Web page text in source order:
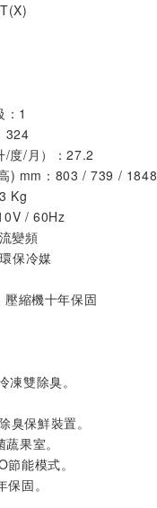
：1
324
/度/月）：27.2
) mm：803 / 739 / 1848
Kg
/ 60Hz
變頻
保冷媒
縮機十年保固
雙除臭。
保鮮裝置。
果室。
能模式。
固。